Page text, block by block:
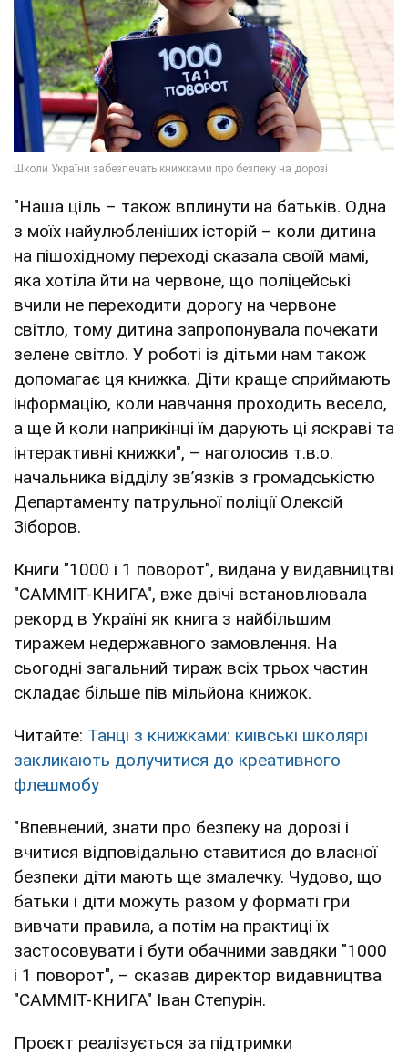
"Наша ціль – також вплинути на батьків. Одна
з моїх найулюбленіших історій – коли дитина
на пішохідному переході сказала своїй мамі,
яка хотіла йти на червоне, що поліцейські
вчили не переходити дорогу на червоне
світло, тому дитина запропонувала почекати
зелене світло. У роботі із дітьми нам також
допомагає ця книжка. Діти краще сприймають
інформацію, коли навчання проходить весело,
а ще й коли наприкінці їм дарують ці яскраві та
інтерактивні книжки", – наголосив т.в.о.
начальника відділу зв’язків з громадськістю
Департаменту патрульної поліції Олексій
Зіборов.
Книги "1000 і 1 поворот", видана у видавництві
"САММІТ-КНИГА", вже двічі встановлювала
рекорд в Україні як книга з найбільшим
тиражем недержавного замовлення. На
сьогодні загальний тираж всіх трьох частин
складає більше пів мільйона книжок.
Читайте: Танці з книжками: київські школярі
закликають долучитися до креативного
флешмобу
"Впевнений, знати про безпеку на дорозі і
вчитися відповідально ставитися до власної
безпеки діти мають ще змалечку. Чудово, що
батьки і діти можуть разом у форматі гри
вивчати правила, а потім на практиці їх
застосовувати і бути обачними завдяки "1000
і 1 поворот", – сказав директор видавництва
"САММІТ-КНИГА" Іван Степурін.
Проєкт реалізується за підтримки